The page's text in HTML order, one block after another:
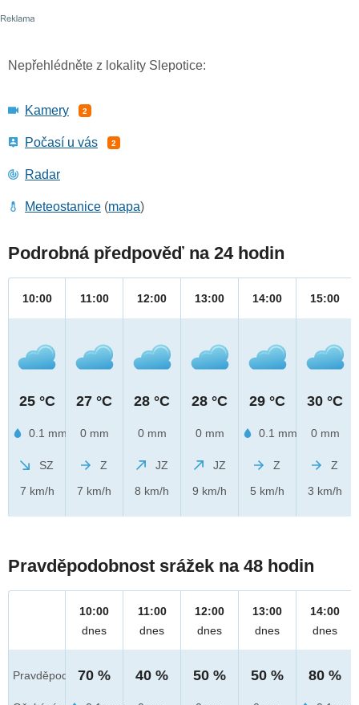
Nepřehlédněte z lokality Slepotice:
Kamery 2
Počasí u vás 2
Radar
Meteostanice (mapa)
Podrobná předpověď na 24 hodin
10:00
25 °C
0.1 mm
SZ
7 km/h
11:00
27 °C
0 mm
Z
7 km/h
12:00
28 °C
0 mm
JZ
8 km/h
13:00
28 °C
0 mm
JZ
9 km/h
14:00
29 °C
0.1 mm
Z
5 km/h
15:00
30 °C
0 mm
Z
3 km/h
Pravděpodobnost srážek na 48 hodin
Pravděpod.
10:00
dnes
70 %
11:00
dnes
40 %
12:00
dnes
50 %
13:00
dnes
50 %
14:00
dnes
80 %